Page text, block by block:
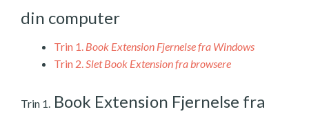
din computer
Trin 1. Book Extension Fjernelse fra Windows
Trin 2.Slet Book Extension fra browsere
Trin 1. Book Extension Fjernelse fra